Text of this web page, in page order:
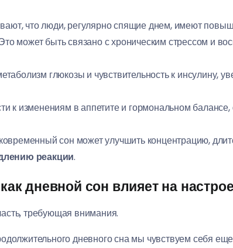
что люди, регулярно спящие днем, имеют
может быть связано с хроническим стрессом и
глюкозы и чувствительность к инсулину,
изменениям в аппетите и гормональном балансе,
сон может улучшить концентрацию,
реакции.
дневной сон влияет на
требующая внимания.
дневного сна мы чувствуем себя